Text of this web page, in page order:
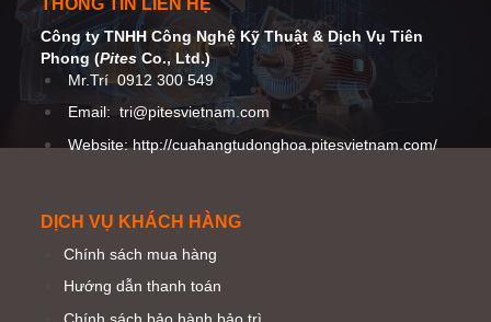
Công ty TNHH Công Nghệ Kỹ Thuật& Dịch Vụ Tiên
Phong (Pites Co., Ltd.)
Mr.Trí 0912 300 549
Email:tri@pitesvietnam.com
Website: http://cuahangtudonghoa.pitesvietnam.com/
DỊCH VỤ KHÁCH HÀNG
Chính sách mua hàng
Hướng dẫn thanh toán